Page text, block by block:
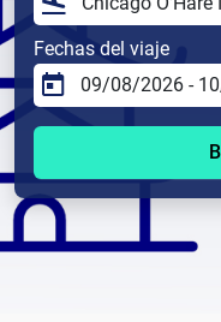
Fechas del viaje